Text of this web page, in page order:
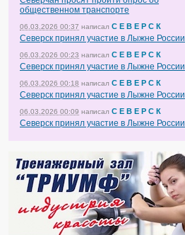
общественном транспорте
06.03.2026 00:37 написал С Е В Е Р С К
Северск принял участие в Лыжне России
06.03.2026 00:23 написал С Е В Е Р С К
Северск принял участие в Лыжне России
06.03.2026 00:18 написал С Е В Е Р С К
Северск принял участие в Лыжне России
06.03.2026 00:09 написал С Е В Е Р С К
Северск принял участие в Лыжне России